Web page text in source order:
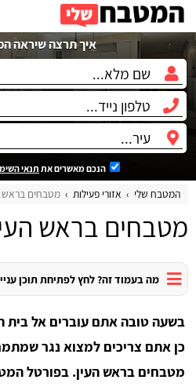
איך תרצה שיראה
הנכם מאשרים את תנאי
המטבח שלי אזורי פעילות מטבחים בראש
מטבחים בראש
מה בעמוד זה? לחץ לפתיחת תוכן
בשעה טובה אתם עוברים אל בית
כן אתם צריכים למצוא נגר
מטבחים בראש העין. בפורטל